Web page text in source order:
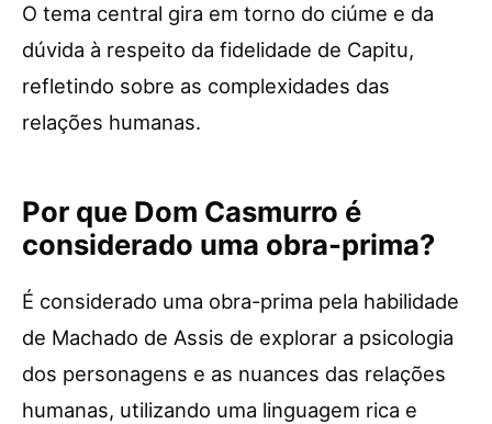
O tema central gira em torno do ciúme e da
dúvida à respeito da fidelidade de Capitu,
refletindo sobre as complexidades das
relações humanas.
Por que Dom Casmurro é
considerado uma obra-prima?
É considerado uma obra-prima pela habilidade
de Machado de Assis de explorar a psicologia
dos personagens e as nuances das relações
humanas, utilizando uma linguagem rica e